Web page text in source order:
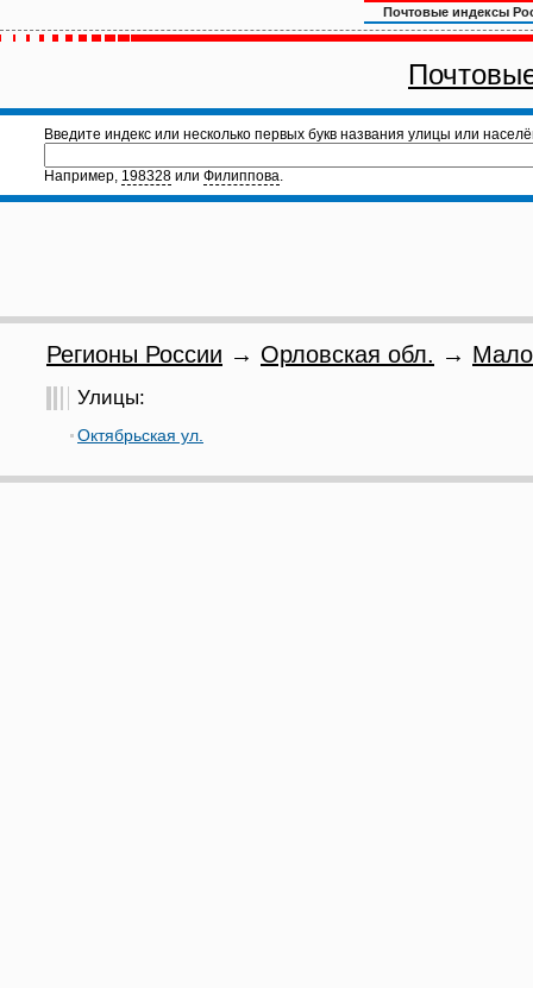
Почтовые индексы
Введите индекс или несколько первых букв названия улицы или
Например, 198328 или Филиппова.
Регионы России → Орловская обл. →
Улицы:
Октябрьская ул.